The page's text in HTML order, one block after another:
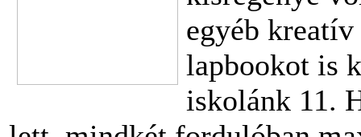
egyéb
lapbookot is
iskolánk 11.